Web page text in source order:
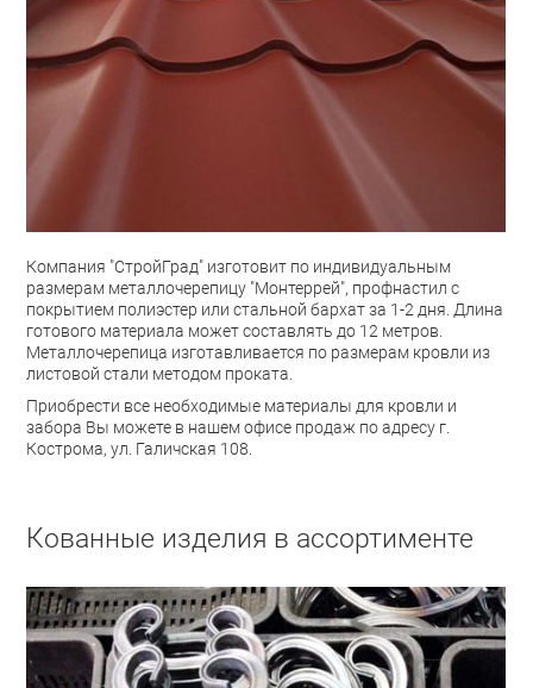
Компания "СтройГрад" изготовит по индивидуальным
размерам металлочерепицу "Монтеррей", профнастил с
покрытием полиэстер или стальной бархат за 1-2 дня. Длина
готового материала может составлять до 12 метров.
Металлочерепица изготавливается по размерам кровли из
листовой стали методом проката.
Приобрести все необходимые материалы для кровли и
забора Вы можете в нашем офисе продаж по адресу г.
Кострома, ул. Галичская 108.
Кованные изделия в ассортименте